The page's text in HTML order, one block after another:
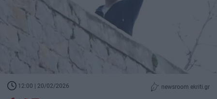
12:00 | 20/02/2026 newsroom ekriti.gr